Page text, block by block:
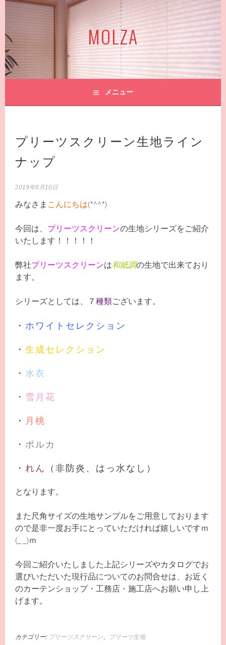
ン
ツ
へ
ス
ッ
MOLZA
メニュー
プリーツスクリーン生地ライン
ナップ
2019年6月10日
みなさま こんにちは(*^^*)
今回は、 プリーツスクリーンの生地シリーズをご紹介
いたします！！！！！
弊社プリーツスクリーンは和紙調の生地で出来ており
ます。
シリーズとしては、 ７種類ございます。
・ ホワイトセレクション
・生成セレクション
・ 水衣
・ 雪月花
・ 月桃
・ ポルカ
・ れん （非防炎、はっ水なし）
となります。
また尺角サイズの生地サンプルをご用意しております
ので是非一度お手にとっていただければ嬉しいですｍ
(_ _)ｍ
今回ご紹介いたしました上記シリーズやカタログでお
選びいただいた現行品についてのお問合せは、お近く
のカーテンショップ・工務店・施工店へお願い申し上
げます。
カテゴリー: プリーツスクリーン、 プリーツ生地